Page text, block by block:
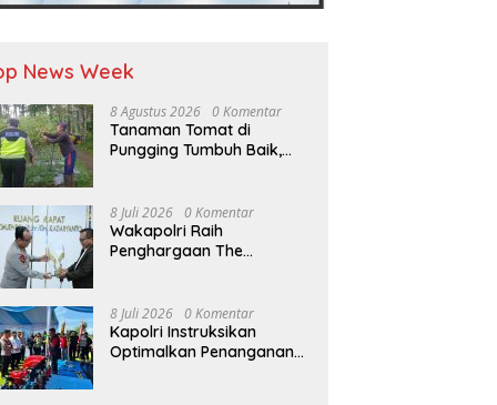
News Week
8 Agustus 2026 0 Komentar
Tanaman Tomat di
Pungging Tumbuh Baik,
Pangan Nasional
8 Juli 2026 0 Komentar
Wakapolri Raih
Penghargaan The
Akademisi Apresiasi
Reformasi dan
Transformasi Polri
8 Juli 2026 0 Komentar
Kapolri Instruksikan
Optimalkan Penanganan